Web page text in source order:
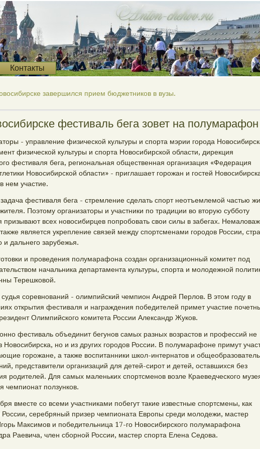
Контакты
завершился прием бюджетников в вузы.
фестиваль бега зовет на полумарафон
- управление физической культуры и спорта мэрии города
физической культуры и спорта Новосибирской области, дирекция
фестиваля бега, региональная общественная организация «Федерация
Новосибирской области» - приглашает горожан и гостей
нем участие.
фестиваля бега - стремление сделать спорт неотъемлемой частью
Поэтому организаторы и участники по традиции во вторую субботу
призывают всех новосибирцев попробовать свои силы в забегах.
является укрепление связей между спортсменами городов России,
и дальнего зарубежья.
и проведения полумарафона создан организационный комитет под
начальника департамента культуры, спорта и молодежной
Терешковой.
соревнований - олимпийский чемпион Андрей Перлов. В этом году в
открытия фестиваля и награждения победителей примет участие
Олимпийского комитета России Александр Жуков.
фестиваль объединит бегунов самых разных возрастов и профессий не
Новосибирска, но и из других городов России. В полумарафоне примут
горожане, а также воспитанники школ-интернатов и
представители организаций для детей-сирот и детей, оставшихся без
родителей. Для самых маленьких спортсменов возле Краеведческого
чемпионат ползунков.
вместе со всеми участниками побегут такие известные спортсмены, как
серебряный призер чемпионата Европы среди молодежи, мастер
Максимов и победительница 17-го Новосибирского полумарафона
Раевича, член сборной России, мастер спорта Елена Седова.